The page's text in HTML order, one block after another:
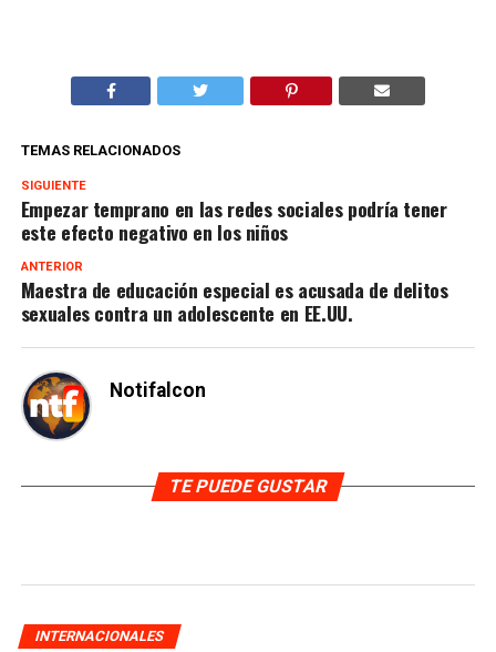
TEMAS RELACIONADOS
SIGUIENTE
Empezar temprano en las redes sociales podría tener
este efecto negativo en los niños
ANTERIOR
Maestra de educación especial es acusada de delitos
sexuales contra un adolescente en EE.UU.
Notifalcon
TE PUEDE GUSTAR
INTERNACIONALES